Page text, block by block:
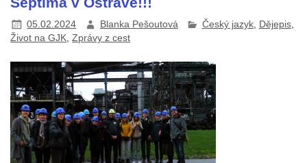
05.02.2024 Blanka Pešoutová Český jazyk, Dějepis,
Život na GJK,Zprávy z cest